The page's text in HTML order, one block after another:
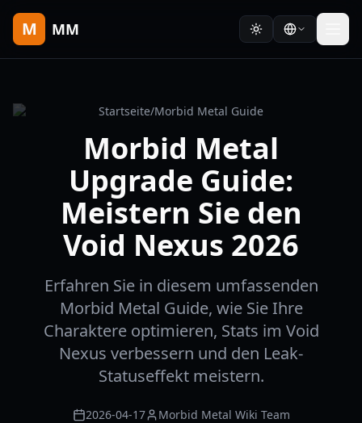
M MM
Startseite/Morbid Metal Guide
Morbid Metal
Upgrade Guide:
Meistern Sie den
Void Nexus 2026
Erfahren Sie in diesem umfassenden
Morbid Metal Guide, wie Sie Ihre
Charaktere optimieren, Stats im Void
Nexus verbessern und den Leak-
Statuseffekt meistern.
2026-04-17 Morbid Metal Wiki Team